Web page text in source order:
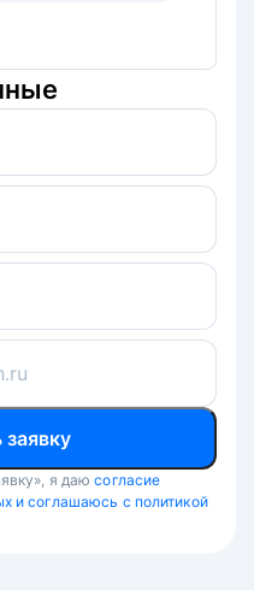
я даю согласие
и соглашаюсь с политикой